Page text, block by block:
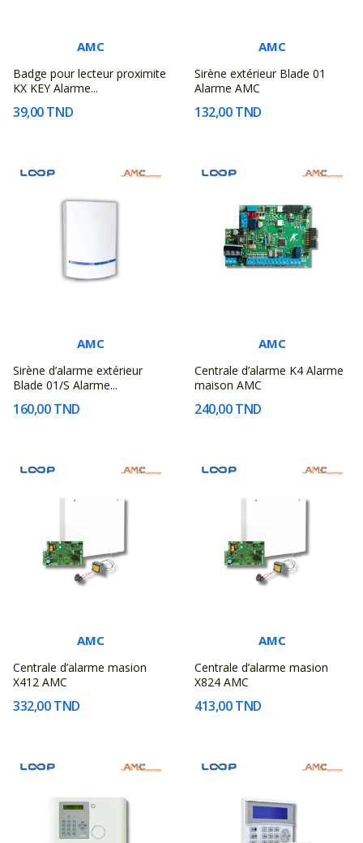
AMC
Badge pour lecteur proximite
KX KEY Alarme...
39,00 TND
AMC
Sirène extérieur Blade 01
Alarme AMC
132,00 TND
AMC
Sirène d’alarme extérieur
Blade 01/S Alarme...
160,00 TND
AMC
Centrale d’alarme K4 Alarme
maison AMC
240,00 TND
AMC
Centrale d’alarme masion
X412 AMC
332,00 TND
AMC
Centrale d’alarme masion
X824 AMC
413,00 TND